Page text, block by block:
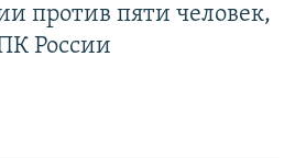
против пяти человек,
России